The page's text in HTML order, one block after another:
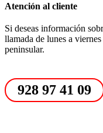
Atención al cliente
Si deseas información
llamada de lunes a
peninsular.
928 97 41 09